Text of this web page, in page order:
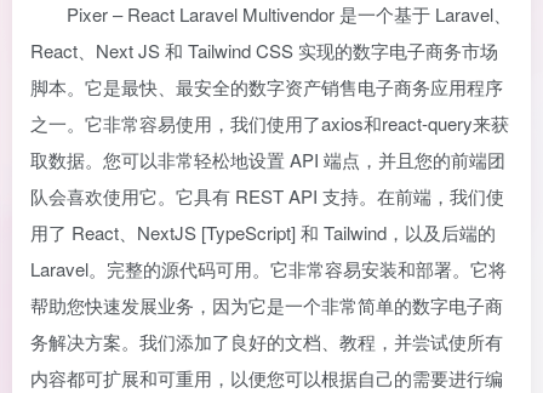
Pixer – React Laravel Multivendor 是一个基于 Laravel、
React、Next JS 和 Tailwind CSS 实现的数字电子商务市场
脚本。它是最快、最安全的数字资产销售电子商务应用程序
之一。它非常容易使用，我们使用了axios和react-query来获
取数据。您可以非常轻松地设置 API 端点，并且您的前端团
队会喜欢使用它。它具有 REST API 支持。在前端，我们使
用了 React、NextJS [TypeScript] 和 Tailwind，以及后端的
Laravel。完整的源代码可用。它非常容易安装和部署。它将
帮助您快速发展业务，因为它是一个非常简单的数字电子商
务解决方案。我们添加了良好的文档、教程，并尝试使所有
内容都可扩展和可重用，以便您可以根据自己的需要进行编